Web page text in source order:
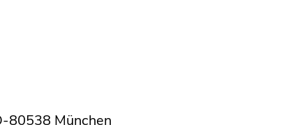
80538 München